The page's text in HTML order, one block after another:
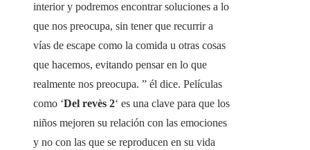
interior y podremos encontrar soluciones a lo
que nos preocupa, sin tener que recurrir a
vías de escape como la comida u otras cosas
que hacemos, evitando pensar en lo que
realmente nos preocupa. ” él dice. Películas
como ‘Del revès 2‘ es una clave para que los
niños mejoren su relación con las emociones
y no con las que se reproducen en su vida